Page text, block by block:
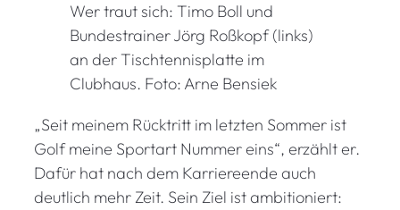
Wer traut sich: Timo Boll und
Bundestrainer Jörg Roßkopf (links)
an der Tischtennisplatte im
Clubhaus. Foto: Arne Bensiek
„Seit meinem Rücktritt im letzten Sommer ist
Golf meine Sportart Nummer eins“, erzählt er.
Dafür hat nach dem Karriereende auch
deutlich mehr Zeit. Sein Ziel ist ambitioniert: